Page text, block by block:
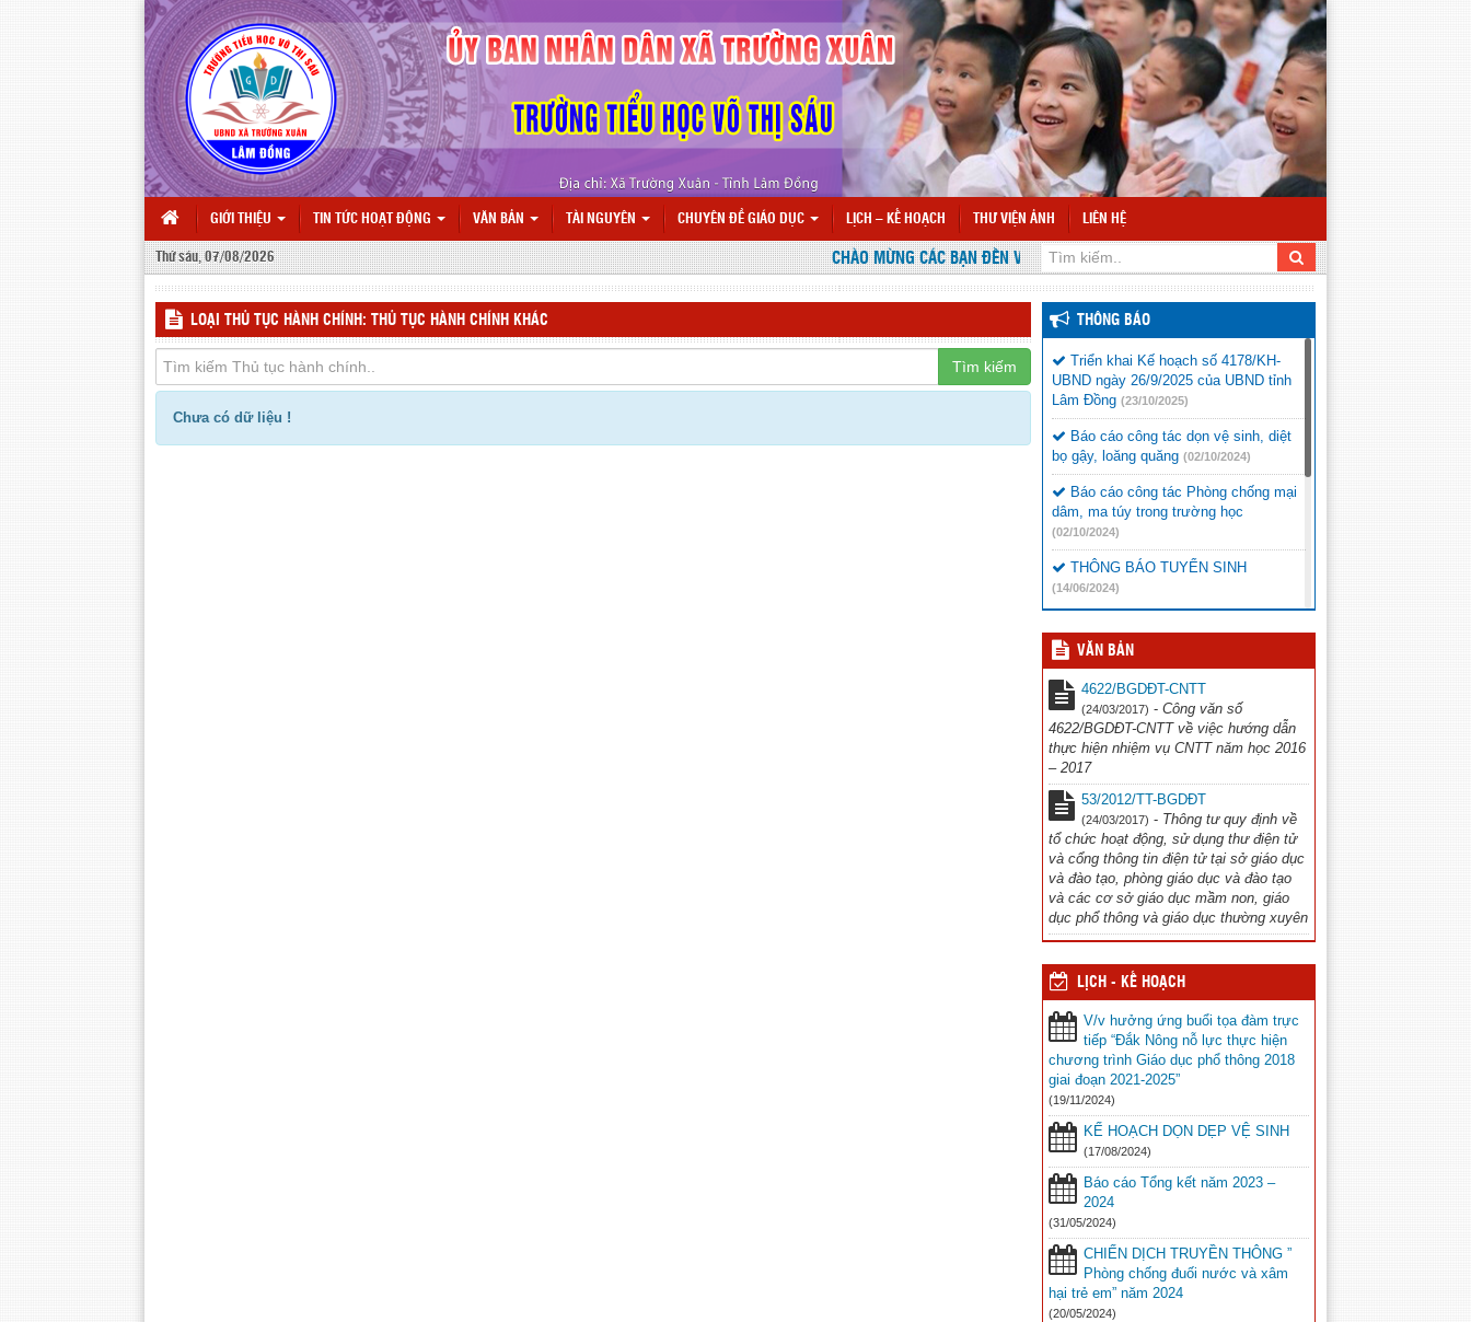
GIỚI THIỆU TIN TỨC HOẠT ĐỘNG VĂN BẢN TÀI NGUYÊN CHUYÊN ĐỀ GIÁO DỤC LỊCH – KẾ HOẠCH THƯ VIỆN ẢNH LIÊN HỆ
Thứ sáu, 07/08/2026 CHÀO MỪNG CÁC BẠN ĐẾN VỚI WEBSITE TRƯỜNG TIỂU HỌC VÕ THỊ SÁU
LOẠI THỦ TỤC HÀNH CHÍNH: THỦ TỤC HÀNH CHÍNH KHÁC
Tìm kiếm
Chưa có dữ liệu !
THÔNG BÁO
Triển khai Kế hoạch số 4178/KH-
UBND ngày 26/9/2025 của UBND tỉnh
Lâm Đồng (23/10/2025)
Báo cáo công tác dọn vệ sinh, diệt
bọ gậy, loăng quăng (02/10/2024)
Báo cáo công tác Phòng chống mại
dâm, ma túy trong trường học
(02/10/2024)
THÔNG BÁO TUYỂN SINH
(14/06/2024)
(23/05/2024)
CHIẾN DỊCH TRUYỀN THÔNG ”
Phòng chống đuối nước và xâm hại trẻ
em” năm 2024 (20/05/2024)
Thông báo chương trình văn nghệ
(16/11/2023)
Công văn đi tập huấn Thể dục
(12/10/2023)
VĂN BẢN
4622/BGDĐT-CNTT
(24/03/2017) - Công văn số
4622/BGDĐT-CNTT về việc hướng dẫn
thực hiện nhiệm vụ CNTT năm học 2016
– 2017
53/2012/TT-BGDĐT
(24/03/2017) - Thông tư quy định về
tổ chức hoạt động, sử dụng thư điện tử
và cổng thông tin điện tử tại sở giáo dục
và đào tạo, phòng giáo dục và đào tạo
và các cơ sở giáo dục mầm non, giáo
dục phổ thông và giáo dục thường xuyên
LỊCH - KẾ HOẠCH
V/v hưởng ứng buổi tọa đàm trực
tiếp “Đắk Nông nỗ lực thực hiện
chương trình Giáo dục phổ thông 2018
giai đoạn 2021-2025”
(19/11/2024)
KẾ HOẠCH DỌN DẸP VỆ SINH
(17/08/2024)
Báo cáo Tổng kết năm 2023 –
2024
(31/05/2024)
CHIẾN DỊCH TRUYỀN THÔNG ”
Phòng chống đuối nước và xâm
hại trẻ em” năm 2024
(20/05/2024)